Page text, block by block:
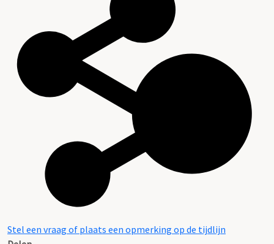
Stel een vraag of plaats een opmerking op de tijdlijn